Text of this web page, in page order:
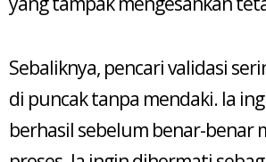
Sebaliknya, pencari validasi
di puncak tanpa mendaki. Ia
berhasil sebelum benar-benar